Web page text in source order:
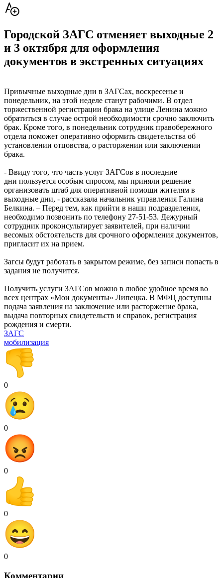
Городской ЗАГС отменяет выходные 2
и 3 октября для оформления
документов в экстренных ситуациях
Привычные выходные дни в ЗАГСах, воскресенье и
понедельник, на этой неделе станут рабочими. В отдел
торжественной регистрации брака на улице Ленина можно
обратиться в случае острой необходимости срочно заключить
брак. Кроме того, в понедельник сотрудник правобережного
отдела поможет оперативно оформить свидетельства об
установлении отцовства, о расторжении или заключении
брака.
- Ввиду того, что часть услуг ЗАГСов в последние
дни пользуется особым спросом, мы приняли решение
организовать штаб для оперативной помощи жителям в
выходные дни, - рассказала начальник управления Галина
Белкина. – Перед тем, как прийти в наши подразделения,
необходимо позвонить по телефону 27-51-53. Дежурный
сотрудник проконсультирует заявителей, при наличии
весомых обстоятельств для срочного оформления документов,
пригласит их на прием.
Загсы будут работать в закрытом режиме, без записи попасть в
задания не получится.
Получить услуги ЗАГСов можно в любое удобное время во
всех центрах «Мои документы» Липецка. В МФЦ доступны
подача заявления на заключение или расторжение брака,
выдача повторных свидетельств и справок, регистрация
рождения и смерти.
ЗАГС
мобилизация
0
0
0
0
0
Комментарии